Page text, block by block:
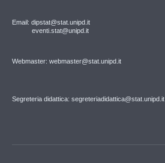
Email: dipstat@stat.unipd.it
eventi.stat@unipd.it
Webmaster: webmaster@stat.unipd.it
Segreteria didattica: segreteriadidattica@stat.unipd.it